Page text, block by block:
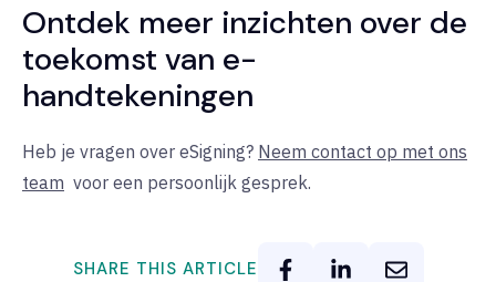
Ontdek meer inzichten over de
toekomst van e-
handtekeningen
Heb je vragen over eSigning? Neem contact op met ons
team voor een persoonlijk gesprek.
SHARE THIS ARTICLE